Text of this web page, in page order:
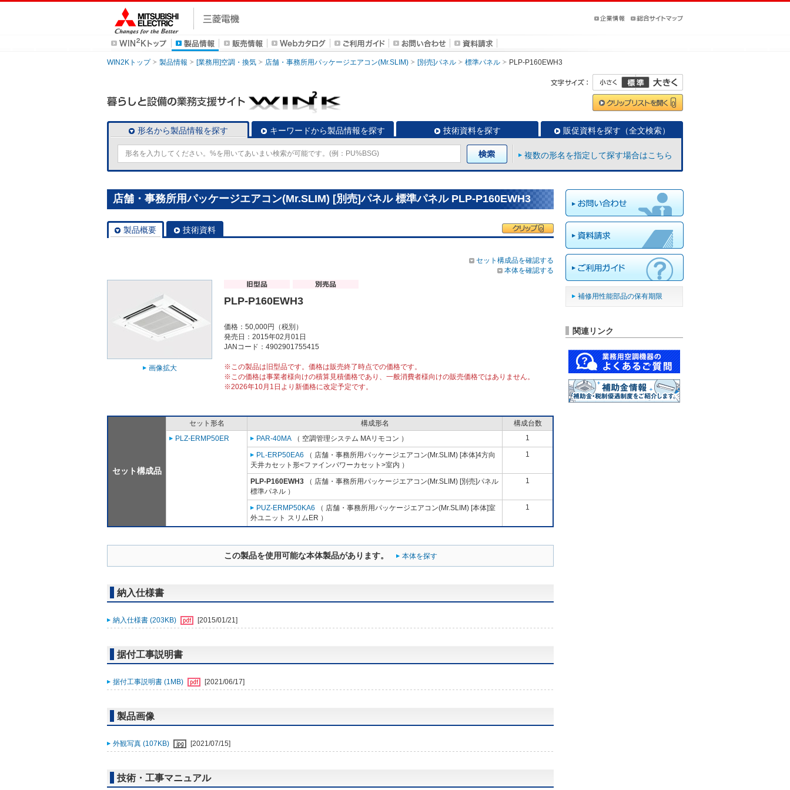
WIN2Kトップ 製品情報 [業務用]空調・換気 店舗・事務所用パッケージエアコン(Mr.SLIM) [別売]パネル 標準パネル PLP-P160EWH3
形名から製品情報を探す キーワードから製品情報を探す 技術資料を探す 販促資料を探す（全文検索）
複数の形名を指定して探す場合はこちら
店舗・事務所用パッケージエアコン(Mr.SLIM) [別売]パネル 標準パネル PLP-P160EWH3
製品概要 技術資料
セット構成品を確認する
本体を確認する
画像拡大
PLP-P160EWH3
価格：50,000円（税別）
発売日：2015年02月01日
JANコード：4902901755415
※この製品は旧型品です。価格は販売終了時点での価格です。
※この価格は事業者様向けの積算見積価格であり、一般消費者様向けの販売価格ではありません。
※2026年10月1日より新価格に改定予定です。
セット構成品
セット形名 構成形名
構成台数
PLZ-ERMP50ER
PAR-40MA （ 空調管理システム MAリモコン ） 1
PL-ERP50EA6 （ 店舗・事務所用パッケージエアコン(Mr.SLIM) [本体]4方向
天井カセット形<ファインパワーカセット>室内 ）
1
PLP-P160EWH3 （ 店舗・事務所用パッケージエアコン(Mr.SLIM) [別売]パネル
標準パネル ）
1
PUZ-ERMP50KA6 （ 店舗・事務所用パッケージエアコン(Mr.SLIM) [本体]室
外ユニット スリムER ）
1
この製品を使用可能な本体製品があります。 本体を探す
納入仕様書
納入仕様書 (203KB) [2015/01/21]
据付工事説明書
据付工事説明書 (1MB) [2021/06/17]
製品画像
外観写真 (107KB) [2021/07/15]
技術・工事マニュアル
補修用性能部品の保有期限
関連リンク